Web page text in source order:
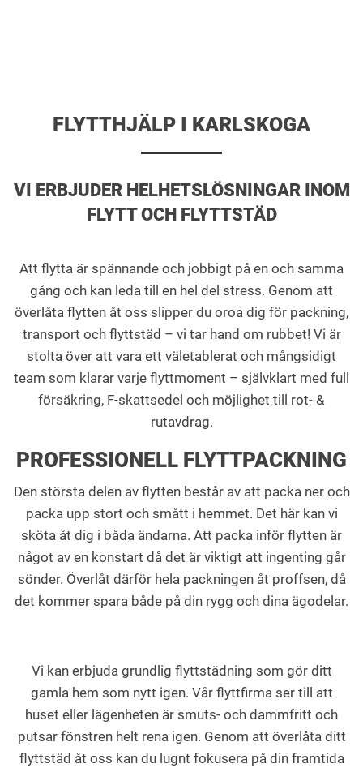
FLYTTHJÄLP I KARLSKOGA
VI ERBJUDER HELHETSLÖSNINGAR INOM
FLYTT OCH FLYTTSTÄD
Att flytta är spännande och jobbigt på en och samma
gång och kan leda till en hel del stress. Genom att
överlåta flytten åt oss slipper du oroa dig för packning,
transport och flyttstäd – vi tar hand om rubbet! Vi är
stolta över att vara ett väletablerat och mångsidigt
team som klarar varje flyttmoment – självklart med full
försäkring, F-skattsedel och möjlighet till rot- &
rutavdrag.
PROFESSIONELL FLYTTPACKNING
Den största delen av flytten består av att packa ner och
packa upp stort och smått i hemmet. Det här kan vi
sköta åt dig i båda ändarna. Att packa inför flytten är
något av en konstart då det är viktigt att ingenting går
sönder. Överlåt därför hela packningen åt proffsen, då
det kommer spara både på din rygg och dina ägodelar.
Vi kan erbjuda grundlig flyttstädning som gör ditt
gamla hem som nytt igen. Vår flyttfirma ser till att
huset eller lägenheten är smuts- och dammfritt och
putsar fönstren helt rena igen. Genom att överlåta ditt
flyttstäd åt oss kan du lugnt fokusera på din framtida